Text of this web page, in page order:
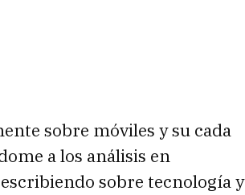
sobre móviles y su cada
a los análisis en
sobre tecnología y